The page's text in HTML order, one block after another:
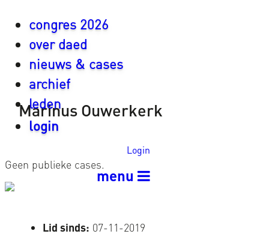
congres 2026
over daed
nieuws & cases
archief
leden
login
Login
menu
Marinus Ouwerkerk
Geen publieke cases.
Lid sinds: 07-11-2019